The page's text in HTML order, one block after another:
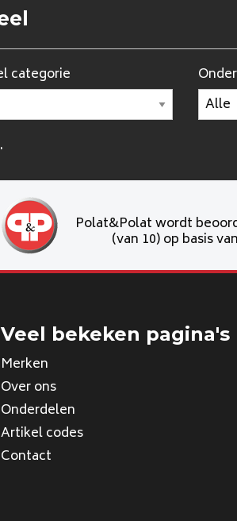
categorie
Polat&Polat wordt
(van 10) op basis
Veel bekeken pagina's
Merken
Over ons
Onderdelen
Artikel codes
Contact